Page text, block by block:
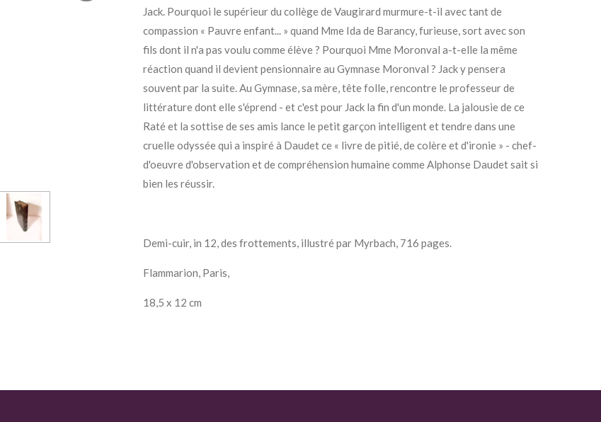
Jack. Pourquoi le supérieur du collège de Vaugirard murmure-t-il avec tant de
compassion « Pauvre enfant... » quand Mme Ida de Barancy, furieuse, sort avec son
fils dont il n'a pas voulu comme élève ? Pourquoi Mme Moronval a-t-elle la même
réaction quand il devient pensionnaire au Gymnase Moronval ? Jack y pensera
souvent par la suite. Au Gymnase, sa mère, tête folle, rencontre le professeur de
littérature dont elle s'éprend - et c'est pour Jack la fin d'un monde. La jalousie de ce
Raté et la sottise de ses amis lance le petit garçon intelligent et tendre dans une
cruelle odyssée qui a inspiré à Daudet ce « livre de pitié, de colère et d'ironie » - chef-
d'oeuvre d'observation et de compréhension humaine comme Alphonse Daudet sait si
bien les réussir.
Demi-cuir, in 12, des frottements, illustré par Myrbach, 716 pages.
Flammarion, Paris,
18,5 x 12 cm